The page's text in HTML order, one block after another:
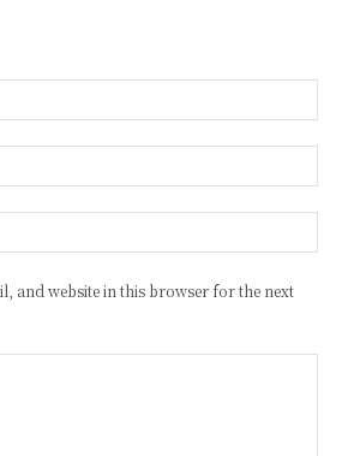
and website in this browser for the next